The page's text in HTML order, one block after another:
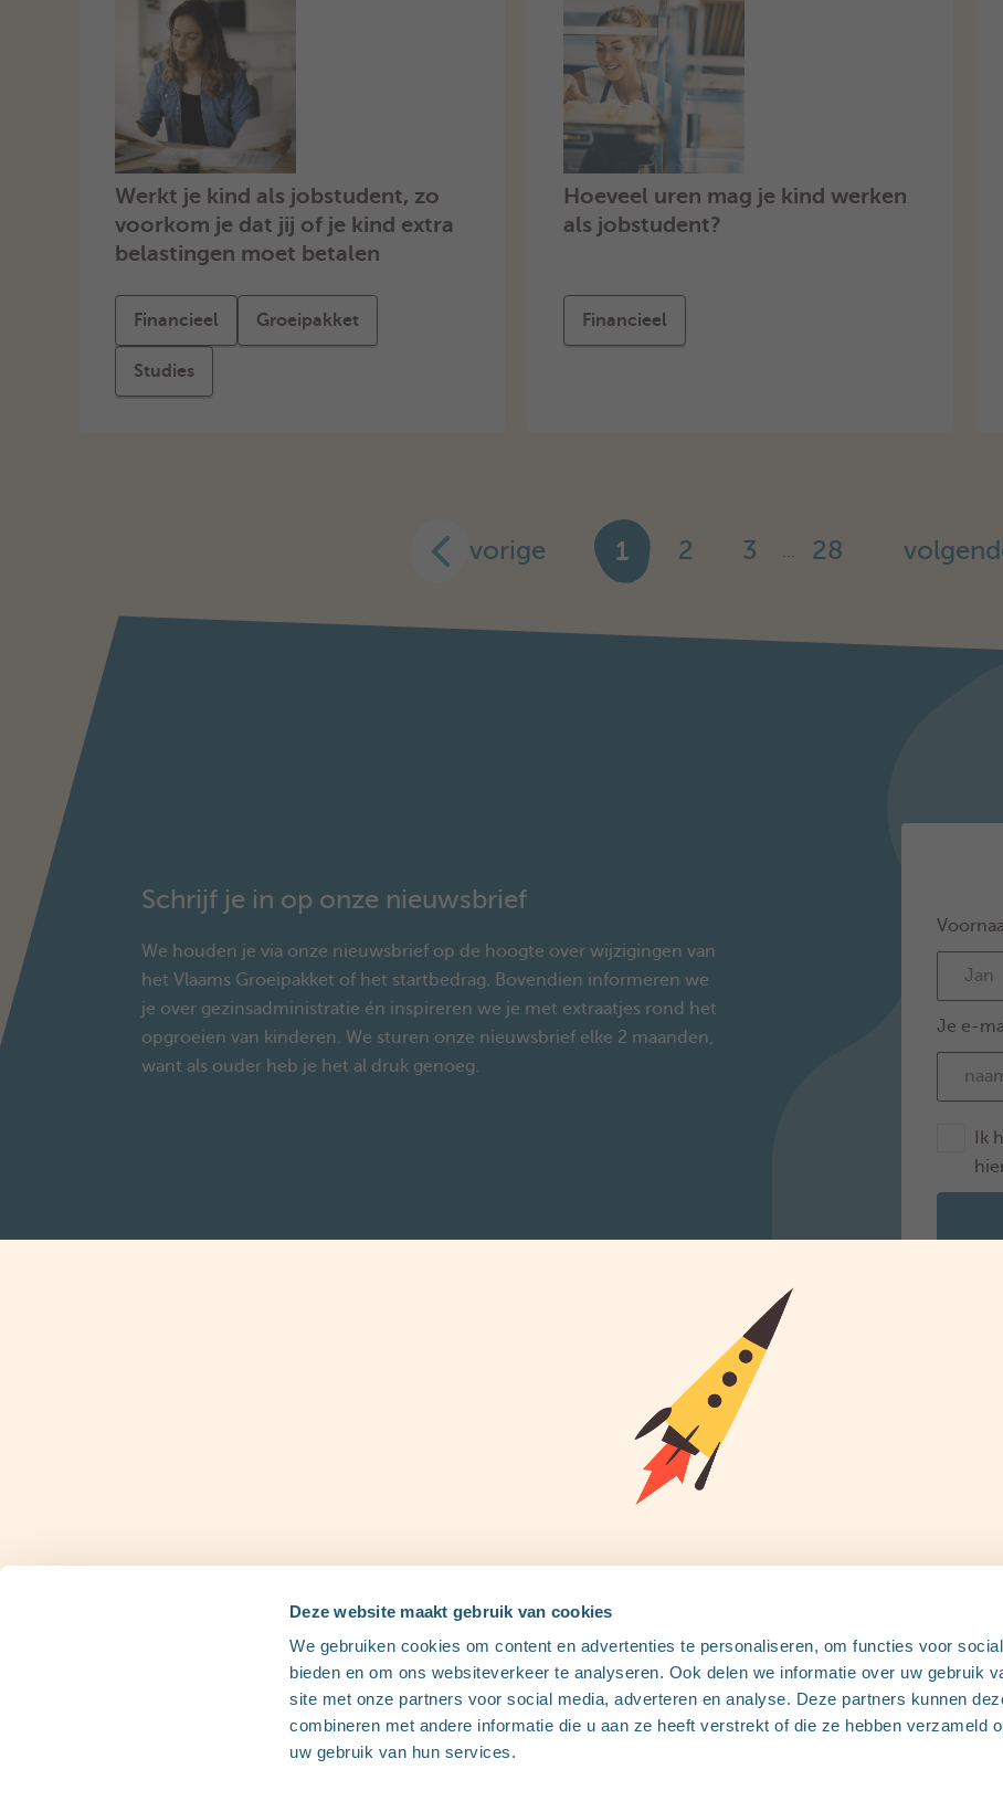
Deze website maakt gebruik van cookies
We gebruiken cookies om content en advertenties te personaliseren, om functies voor
bieden en om ons websiteverkeer te analyseren. Ook delen we informatie over uw gebruik
site met onze partners voor social media, adverteren en analyse. Deze partners kunnen
combineren met andere informatie die u aan ze heeft verstrekt of die ze hebben verzameld
uw gebruik van hun services.
Vlaanderen
Werkt je kind als jobstudent, zo
voorkom je dat jij of je kind extra
belastingen moet betalen
Financieel Groeipakket
Studies
Hoeveel uren mag je kind werken
als jobstudent?
Financieel
vorige 1 2 3 ... 28
Schrijf je in op onze nieuwsbrief
We houden je via onze nieuwsbrief op de hoogte over wijzigingen van
het Vlaams Groeipakket of het startbedrag. Bovendien informeren we
je over gezinsadministratie én inspireren we je met extraatjes rond het
opgroeien van kinderen. We sturen onze nieuwsbrief elke 2 maanden,
want als ouder heb je het al druk genoeg.
Je e-
Ik